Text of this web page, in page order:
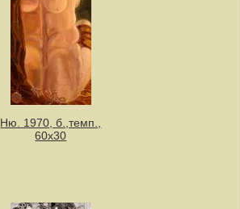
Ню. 1970, б.,темп.,
60х30